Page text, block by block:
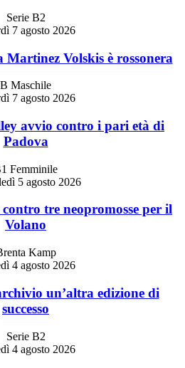
Serie B2
7 agosto 2026
Volskis è rossonera
B Maschile
7 agosto 2026
avvio contro i pari età di
Padova
Femminile
5 agosto 2026
tre neopromosse per il
Volano
Kamp
4 agosto 2026
un’altra edizione di
successo
Serie B2
4 agosto 2026